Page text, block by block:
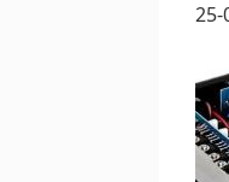
25-